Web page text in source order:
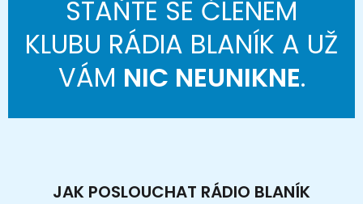
STAŇTE SE ČLENEM
KLUBU RÁDIA BLANÍK A UŽ
VÁM NIC NEUNIKNE.
JAK POSLOUCHAT RÁDIO BLANÍK